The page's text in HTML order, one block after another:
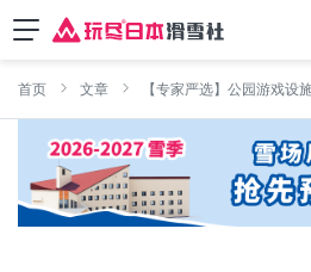
首页 文章 【专家严选】公园游戏设